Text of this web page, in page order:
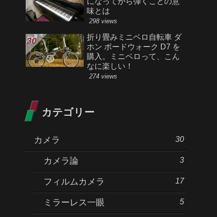
味とは
298 views
折り畳みミニベロ自転車 ダ
ホン ボードウォーク D7 を
購入。ミニベロって、こん
なに楽しい！
274 views
カテゴリー
カメラ 30
カメラ論 3
フィルムカメラ 17
ミラーレス一眼 5